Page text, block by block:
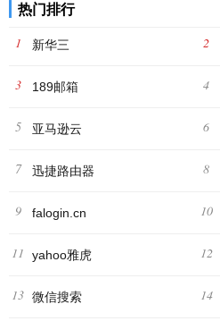
热门排行
1 新华三 2
3 189邮箱 4
5 亚马逊云 6
7 迅捷路由器 8
9 falogin.cn 10
11 yahoo雅虎 12
13 微信搜索 14